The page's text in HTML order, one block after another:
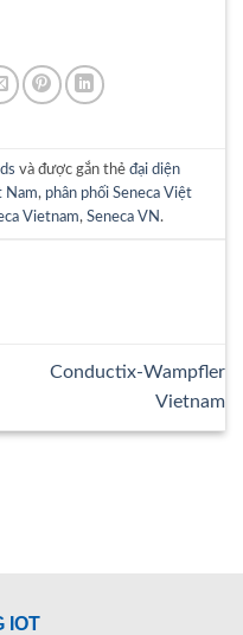
và được gắn thẻ đại diện
Nam, phân phối Seneca Việt
Vietnam, Seneca VN .
Conductix-Wampfler
Vietnam
IOT